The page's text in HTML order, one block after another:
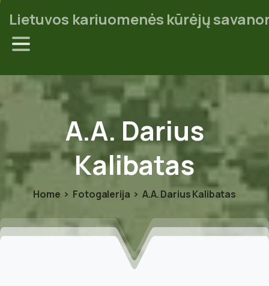
Lietuvos kariuomenės kūrėjų
A.A. Darius
Kalibatas
Home Fotogalerija A.A. Darius Kalibatas